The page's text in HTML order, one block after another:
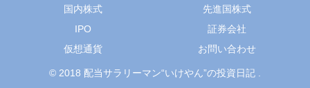
国内株式
先進国株式
IPO
証券会社
仮想通貨
お問い合わせ
© 2018 配当サラリーマン“いけやん”の投資日記 ​.